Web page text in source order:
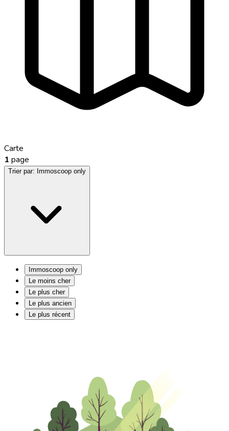
Carte
1 page
Trier par: Immoscoop only
Immoscoop only
Le moins cher
Le plus cher
Le plus ancien
Le plus récent